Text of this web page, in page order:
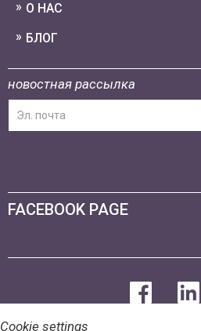
О НАС
БЛОГ
новостная рассылка
FACEBOOK PAGE
Cookie settings